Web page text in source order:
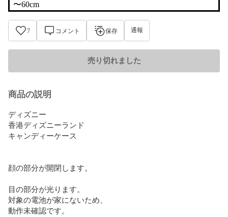
〜60cm
7 コメント 保存 通報
売り切れました
商品の説明
ディズニー
香港ディズニーランド
キャンディーケース
顔の部分が開閉します。
目の部分が光ります。
対象の電池が家にないため、
動作未確認です。